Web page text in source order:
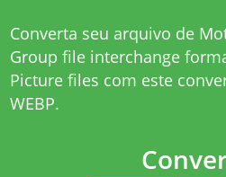
Converta seu arquivo de
Group file interchange
Picture files com este
WEBP.